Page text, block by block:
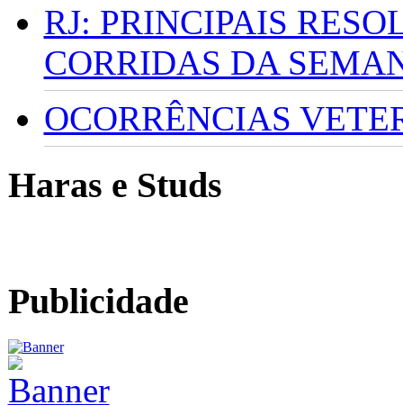
RJ: PRINCIPAIS
CORRIDAS DA
OCORRÊNCIAS
Haras e Studs
Publicidade